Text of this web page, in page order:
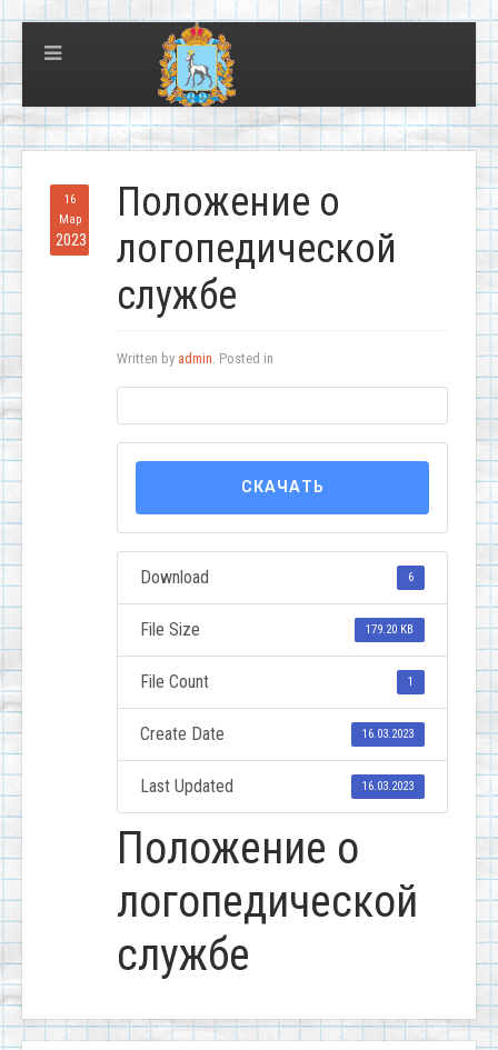
16
Мар
2023
Положение о
логопедической
службе
Written by admin. Posted in
СКАЧАТЬ
Download 6
File Size 179.20 KB
File Count 1
Create Date 16.03.2023
Last Updated 16.03.2023
Положение о
логопедической
службе